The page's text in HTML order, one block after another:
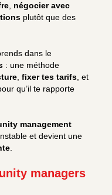
, négocier avec
plutôt que des
dans le
: une méthode
fixer tes tarifs , et
qu’il te rapporte
management
et devient une
.
managers